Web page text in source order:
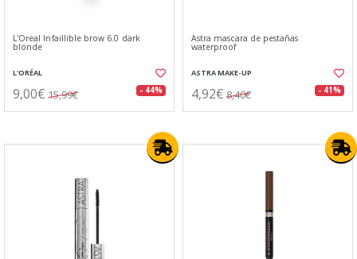
L'Oreal Infaillible brow 6.0 dark
blonde
L'ORÉAL
9,00€ 15,99€ - 44%
Astra mascara de pestañas
waterproof
ASTRA MAKE-UP
4,92€ 8,40€ - 41%